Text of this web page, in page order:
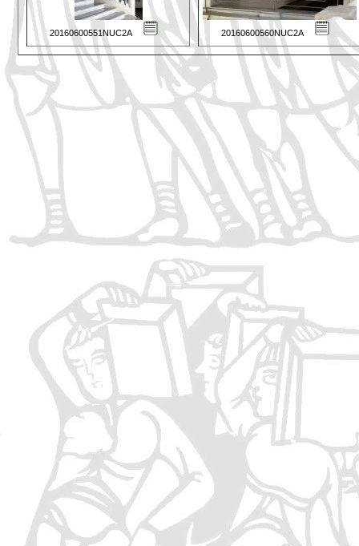
20160600551NUC2A 20160600560NUC2A